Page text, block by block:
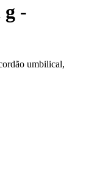
-
umbilical,